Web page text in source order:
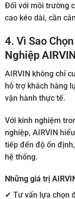
Đối với môi trường
cao kéo dài, cần
4. Vì Sao
Nghiệp
AIRVIN không chỉ
hỗ trợ khách hàng
vận hành thực tế.
Với kinh nghiệm
nghiệp, AIRVIN
tiếp đến độ ổn
hệ thống.
Những giá trị
✔ Tư vấn lựa chọn